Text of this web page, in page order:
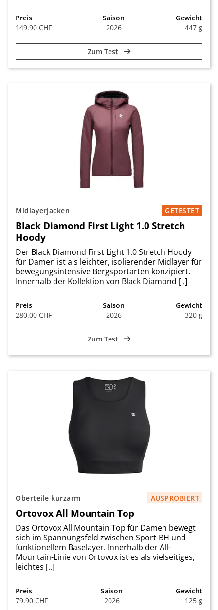
Preis
149.90 CHF
Saison
2026
Gewicht
447 g
Zum Test
Midlayerjacken GETESTET
Black Diamond First Light 1.0 Stretch
Hoody
Der Black Diamond First Light 1.0 Stretch Hoody
für Damen ist als leichter, isolierender Midlayer für
bewegungsintensive Bergsportarten konzipiert.
Innerhalb der Kollektion von Black Diamond [..]
Preis
280.00 CHF
Saison
2026
Gewicht
320 g
Zum Test
Oberteile kurzarm AUSPROBIERT
Ortovox All Mountain Top
Das Ortovox All Mountain Top für Damen bewegt
sich im Spannungsfeld zwischen Sport-BH und
funktionellem Baselayer. Innerhalb der All-
Mountain-Linie von Ortovox ist es als vielseitiges,
leichtes [..]
Preis
79.90 CHF
Saison
2026
Gewicht
125 g